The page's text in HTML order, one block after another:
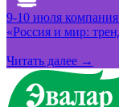
9-10 июля
«Россия и мир:
Читать далее →